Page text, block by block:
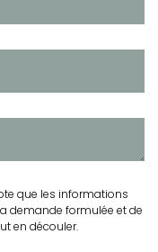
que les informations
demande formulée et de
en découler.